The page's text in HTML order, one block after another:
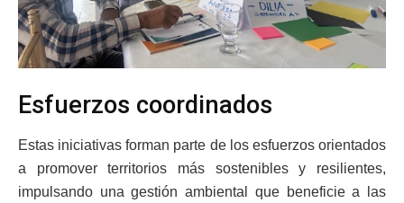
Esfuerzos coordinados
Estas iniciativas forman parte de los esfuerzos orientados
a promover territorios más sostenibles y resilientes,
impulsando una gestión ambiental que beneficie a las